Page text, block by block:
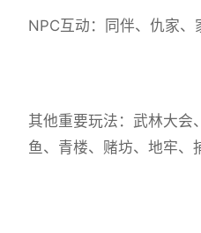
NPC互动：同伴、仇家、
其他重要玩法：武林大会
鱼、青楼、赌坊、地牢、